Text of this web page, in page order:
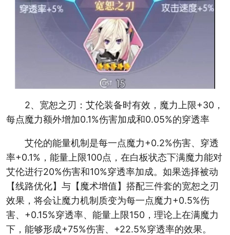
2、宽恕之刃：艾伦装备时有效，魔力上限+30，
每点魔力额外增加0.1%伤害加成和0.05%的穿透率
艾伦的能量机制是每一点魔力+0.2%伤害、穿透
率+0.1%，能量上限100点，在白板状态下满魔力能对
艾伦进行20%伤害和10%穿透率加成。如果选择被动
【线路优化】与【魔术增值】搭配三件套的宽恕之刃
效果，将会让魔力机制质变为每一点魔力+0.5%伤
害、+0.15%穿透率、能量上限150，理论上在满魔力
下，能够形成+75%伤害、+22.5%穿透率的效果。